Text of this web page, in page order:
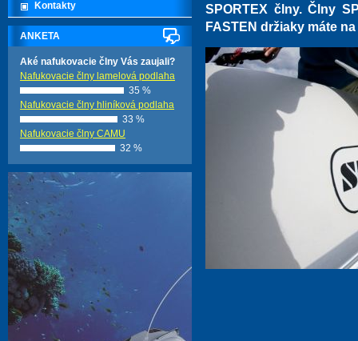
SPORTEX člny. Člny
FASTEN držiaky máte
Kontakty
ANKETA
Aké nafukovacie člny Vás zaujali?
Nafukovacie člny lamelová podlaha
35 %
Nafukovacie člny hliníková podlaha
33 %
Nafukovacie člny CAMU
32 %